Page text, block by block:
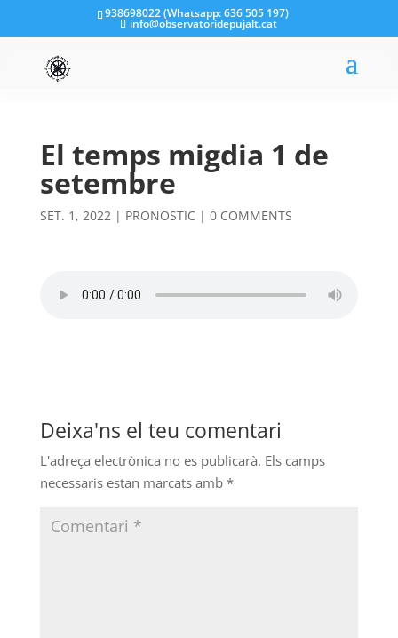
938698022 (Whatsapp: 636 505 197)
info@observatoridepujalt.cat
El temps migdia 1 de
setembre
SET. 1, 2022| PRONOSTIC | 0 COMMENTS
Deixa'ns el teu comentari
L'adreça electrònica no es publicarà. Els camps
necessaris estan marcats amb *